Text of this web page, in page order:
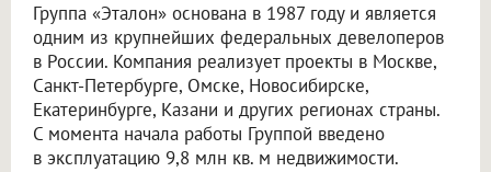
Группа «Эталон» основана в 1987 году и является
одним из крупнейших федеральных девелоперов
в России. Компания реализует проекты в Москве,
Санкт-Петербурге, Омске, Новосибирске,
Екатеринбурге, Казани и других регионах страны.
С момента начала работы Группой введено
в эксплуатацию 9,8 млн кв. м недвижимости.